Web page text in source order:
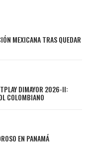
MEXICANA TRAS QUEDAR
DIMAYOR 2026-II:
COLOMBIANO
EN PANAMÁ